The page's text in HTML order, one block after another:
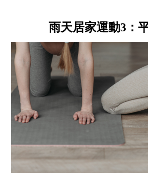
雨天居家運動3：